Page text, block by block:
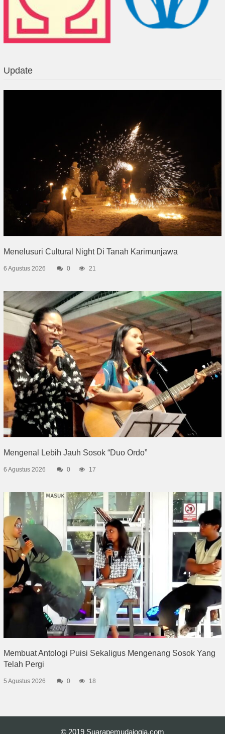
Update
Menelusuri Cultural Night Di Tanah Karimunjawa
6 Agustus 2026 0 21
Mengenal Lebih Jauh Sosok “Duo Ordo”
6 Agustus 2026 0 17
Membuat Antologi Puisi Sekaligus Mengenang Sosok Yang
Telah Pergi
5 Agustus 2026 0 18
© 2019 Suarapemudajogja.com